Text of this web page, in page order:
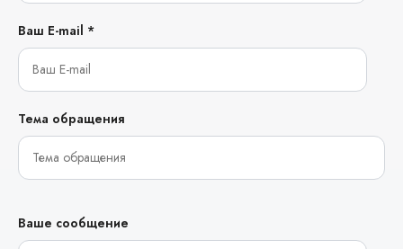
Ваш E-mail *
Тема обращения
Ваше сообщение